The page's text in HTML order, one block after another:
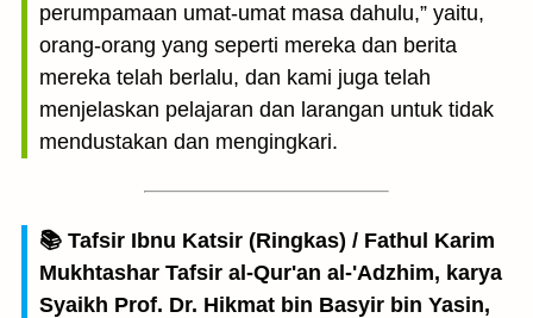
perumpamaan umat-umat masa dahulu,” yaitu,
orang-orang yang seperti mereka dan berita
mereka telah berlalu, dan kami juga telah
menjelaskan pelajaran dan larangan untuk tidak
mendustakan dan mengingkari.
📚 Tafsir Ibnu Katsir (Ringkas) / Fathul Karim
Mukhtashar Tafsir al-Qur'an al-'Adzhim, karya
Syaikh Prof. Dr. Hikmat bin Basyir bin Yasin,